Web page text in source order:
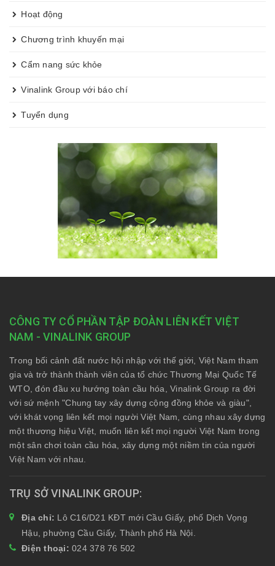
Hoạt động
Chương trình khuyến mại
Cẩm nang sức khỏe
Vinalink Group với báo chí
Tuyển dụng
CÔNG TY CỔ PHẦN TẬP ĐOÀN LIÊN KẾT VIỆT
NAM - VINALINK GROUP
Trong bối cảnh đất nước hội nhập với thế giới, Việt Nam tham
gia và trở thành thành viên của tổ chức Thương Mại Quốc Tế
WTO, đón đầu xu hướng toàn cầu hóa, Vinalink Group ra đời
với sứ mệnh "Chung tay xây dựng cộng đồng khỏe và giàu",
với khát vọng liên kết mọi người Việt Nam, cùng nhau xây dựng
một thương hiệu Việt, muốn liên kết mọi người Việt Nam trong
một sân chơi toàn cầu hóa, xây dựng một niềm tin của người
Việt Nam với nhau.
TRỤ SỞ VINALINK GROUP
Địa chỉ: Lô C16/D21 KĐT mới Cầu Giấy, phố Dịch Vọng
Hậu, phường Cầu Giấy, Thành phố Hà Nội.
Điện thoại: 024 378 76 502